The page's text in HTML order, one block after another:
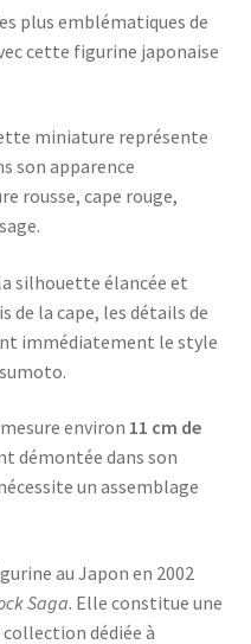
plus emblématiques de
cette figurine japonaise
miniature représente
son apparence
rousse, cape rouge,
silhouette élancée et
de la cape, les détails de
immédiatement le style
environ 11 cm de
démontée dans son
un assemblage
au Japon en 2002
Saga. Elle constitue une
dédiée à